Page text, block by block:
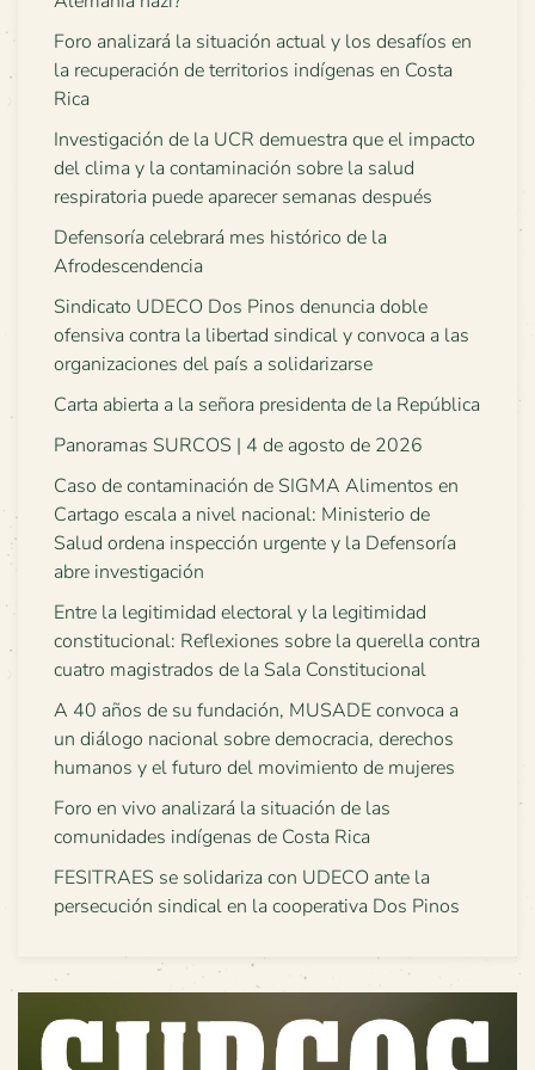
Foro analizará la situación actual y los desafíos en
la recuperación de territorios indígenas en Costa
Rica
Investigación de la UCR demuestra que el impacto
del clima y la contaminación sobre la salud
respiratoria puede aparecer semanas después
Defensoría celebrará mes histórico de la
Afrodescendencia
Sindicato UDECO Dos Pinos denuncia doble
ofensiva contra la libertad sindical y convoca a las
organizaciones del país a solidarizarse
Carta abierta a la señora presidenta de la República
Panoramas SURCOS | 4 de agosto de 2026
Caso de contaminación de SIGMA Alimentos en
Cartago escala a nivel nacional: Ministerio de
Salud ordena inspección urgente y la Defensoría
abre investigación
Entre la legitimidad electoral y la legitimidad
constitucional: Reflexiones sobre la querella contra
cuatro magistrados de la Sala Constitucional
A 40 años de su fundación, MUSADE convoca a
un diálogo nacional sobre democracia, derechos
humanos y el futuro del movimiento de mujeres
Foro en vivo analizará la situación de las
comunidades indígenas de Costa Rica
FESITRAES se solidariza con UDECO ante la
persecución sindical en la cooperativa Dos Pinos